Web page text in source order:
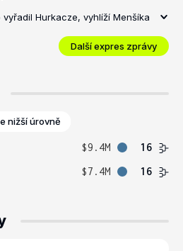
Hurkacze, vyhlíží Menšíka
Další expres zprávy
nižší úrovně
$9.4M
16
$7.4M 16